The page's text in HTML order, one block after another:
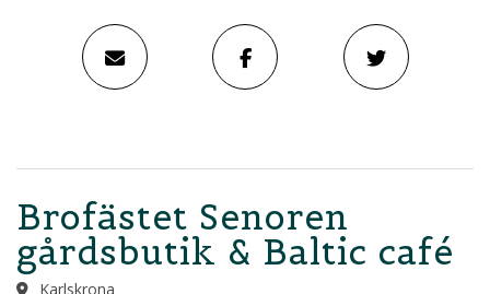
Brofästet Senoren
gårdsbutik & Baltic café
Karlskrona